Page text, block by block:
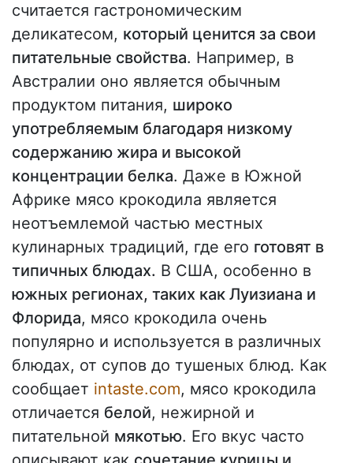
считается гастрономическим
деликатесом, который ценится за свои
питательные свойства. Например, в
Австралии оно является обычным
продуктом питания, широко
употребляемым благодаря низкому
содержанию жира и высокой
концентрации белка. Даже в Южной
Африке мясо крокодила является
неотъемлемой частью местных
кулинарных традиций, где его готовят в
типичных блюдах. В США, особенно в
южных регионах, таких как Луизиана и
Флорида, мясо крокодила очень
популярно и используется в различных
блюдах, от супов до тушеных блюд. Как
сообщает intaste.com, мясо крокодила
отличается белой, нежирной и
питательной мякотью. Его вкус часто